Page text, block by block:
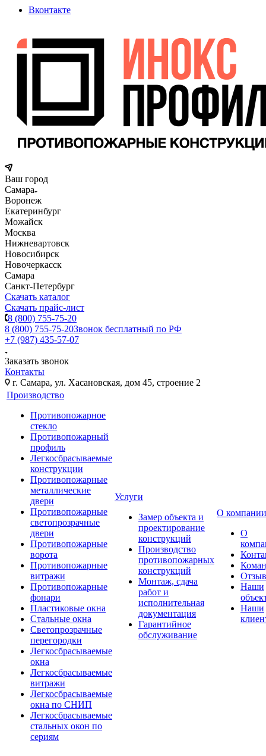
Вконтакте
Ваш город
Самара
Воронеж
Екатеринбург
Можайск
Москва
Нижневартовск
Новосибирск
Новочеркасск
Самара
Санкт-Петербург
Скачать каталог
Скачать прайс-лист
8 (800) 755-75-20
8 (800) 755-75-20Звонок бесплатный по РФ
+7 (987) 435-57-07
Заказать звонок
Контакты
г. Самара, ул. Хасановская, дом 45, строение 2
Производство
Противопожарное
стекло
Противопожарный
профиль
Легкосбрасываемые
конструкции
Противопожарные
металлические
двери
Противопожарные
светопрозрачные
двери
Противопожарные
ворота
Противопожарные
витражи
Противопожарные
фонари
Пластиковые окна
Стальные окна
Светопрозрачные
перегородки
Легкосбрасываемые
окна
Легкосбрасываемые
витражи
Легкосбрасываемые
окна по СНИП
Легкосбрасываемые
стальных окон по
сериям
Услуги
Замер объекта и
проектирование
конструкций
Производство
противопожарных
конструкций
Монтаж, сдача
работ и
исполнительная
документация
Гарантийное
обслуживание
О компании
О
Наши
Наши